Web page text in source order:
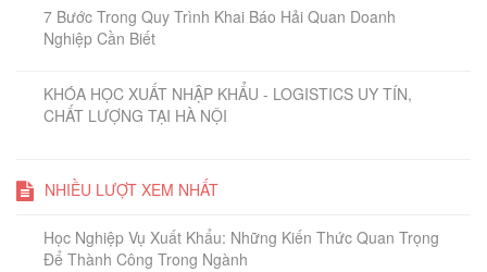
7 Bước Trong Quy Trình Khai Báo Hải Quan Doanh
Nghiệp Cần Biết
KHÓA HỌC XUẤT NHẬP KHẨU - LOGISTICS UY TÍN,
CHẤT LƯỢNG TẠI HÀ NỘI
NHIỀU LƯỢT XEM NHẤT
Học Nghiệp Vụ Xuất Khẩu: Những Kiến Thức Quan Trọng
Để Thành Công Trong Ngành